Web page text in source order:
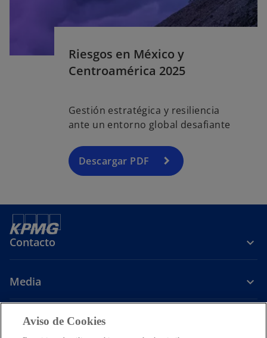
Riesgos en México y
Centroamérica 2025
Gestión estratégica y resiliencia
ante un entorno global desafiante
Descargar PDF
Contacto
Media
Carrera
Aviso de Cookies